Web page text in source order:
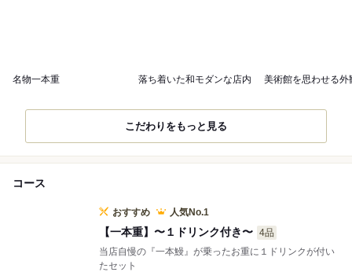
名物一本重 落ち着いた和モダンな店内 美術館を思わせる外
こだわりをもっと見る
コース
おすすめ 人気No.1
【一本重】〜１ドリンク付き〜 4品
当店自慢の『一本鰻』が乗ったお重に１ドリンクが付い
たセット